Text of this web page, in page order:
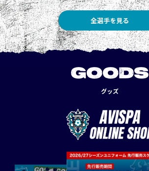
全選手を見る
GOODS
グッズ